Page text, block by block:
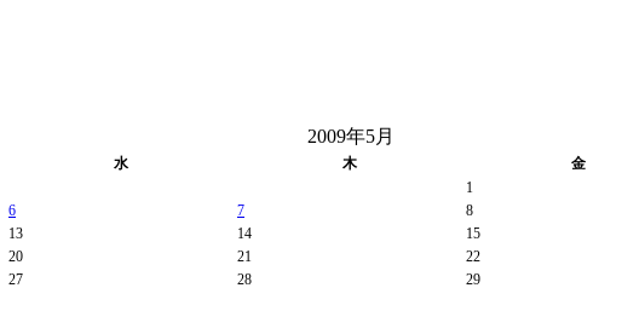
2009年5月
水 木 金
1
6 7 8
13 14 15
20 21 22
27 28 29